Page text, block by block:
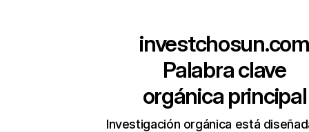
investchosun.com
Palabra clave
orgánica principal
Investigación orgánica está